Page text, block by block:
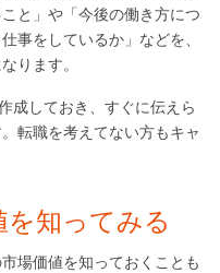
と」や「今後の働き方につ
事をしているか」などを、
ります。
成しておき、すぐに伝えら
転職を考えてない方もキャ
を知ってみる
場価値を知っておくことも